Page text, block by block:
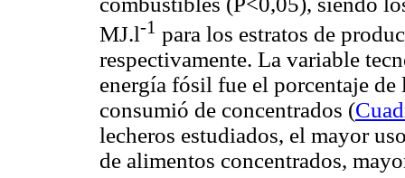
MJ.l-1 para los estratos de
respectivamente. La variable
energía fósil fue el porcentaje de
consumió de concentrados (
lecheros estudiados, el mayor
de alimentos concentrados,